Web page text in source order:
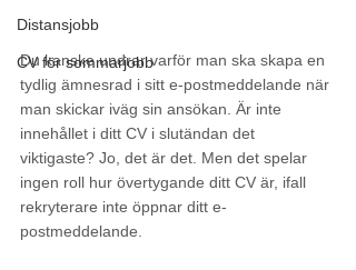
Distansjobb
CV för sommarjobb
Du kanske undrar varför man ska skapa en
tydlig ämnesrad i sitt e-postmeddelande när
man skickar iväg sin ansökan. Är inte
innehållet i ditt CV i slutändan det
viktigaste? Jo, det är det. Men det spelar
ingen roll hur övertygande ditt CV är, ifall
rekryterare inte öppnar ditt e-
postmeddelande.